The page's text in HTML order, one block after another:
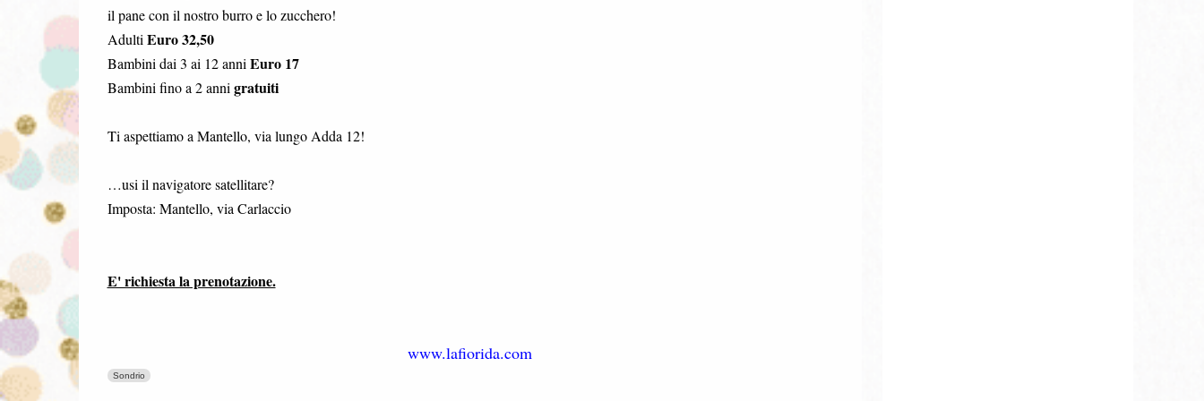
il pane con il nostro burro e lo zucchero!
Adulti Euro 32,50
Bambini dai 3 ai 12 anni Euro 17
Bambini fino a 2 anni gratuiti
Ti aspettiamo a Mantello, via lungo Adda 12!
…usi il navigatore satellitare?
Imposta: Mantello, via Carlaccio
E' richiesta la prenotazione.
www.lafiorida.com
Sondrio